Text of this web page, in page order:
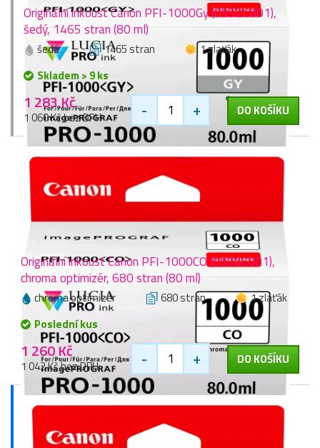
Originální inkoust Canon PFI-1000Gy (0552C001),
šedý, 1465 stran (80 ml)
šedá 1465 stran
1 zlaťák
Skladem > 9 ks
1 283 Kč
1 060 Kč bez DPH - + DO KOŠÍKU
Originální inkoust Canon PFI-1000CO (0556C001),
chroma optimizér, 680 stran (80 ml)
chroma optimizér 680 stran
1 zlaťák
Poslední kus
1 260 Kč
1 042 Kč bez DPH - + DO KOŠÍKU